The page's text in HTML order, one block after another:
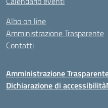
Albo on line
Amministrazione Trasparente
Contatti
Amministrazione
Dichiarazione di accessibilità